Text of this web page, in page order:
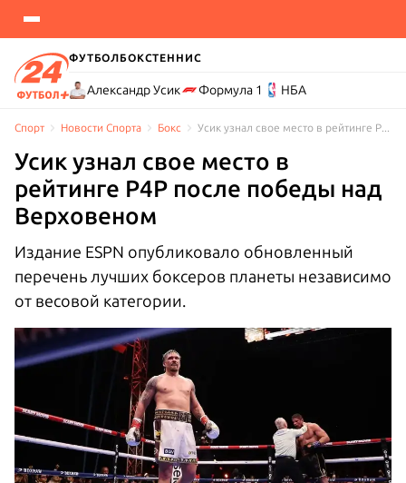
ФУТБОЛБОКСТЕННИС
Александр Усик Формула 1 НБА
Спорт Новости Cпорта Бокс
Усик узнал свое место в
рейтинге Р4Р после победы над
Верховеном
Издание ESPN опубликовало обновленный
перечень лучших боксеров планеты независимо
от весовой категории.